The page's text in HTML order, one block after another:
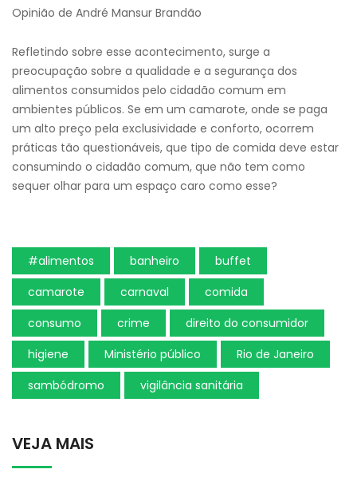
Opinião de André Mansur Brandão
Refletindo sobre esse acontecimento, surge a
preocupação sobre a qualidade e a segurança dos
alimentos consumidos pelo cidadão comum em
ambientes públicos. Se em um camarote, onde se paga
um alto preço pela exclusividade e conforto, ocorrem
práticas tão questionáveis, que tipo de comida deve estar
consumindo o cidadão comum, que não tem como
sequer olhar para um espaço caro como esse?
#alimentos banheiro
buffet
camarote
carnaval
comida
consumo
crime
direito do consumidor
higiene
Ministério público
Rio de Janeiro
sambódromo
vigilância sanitária
VEJA MAIS